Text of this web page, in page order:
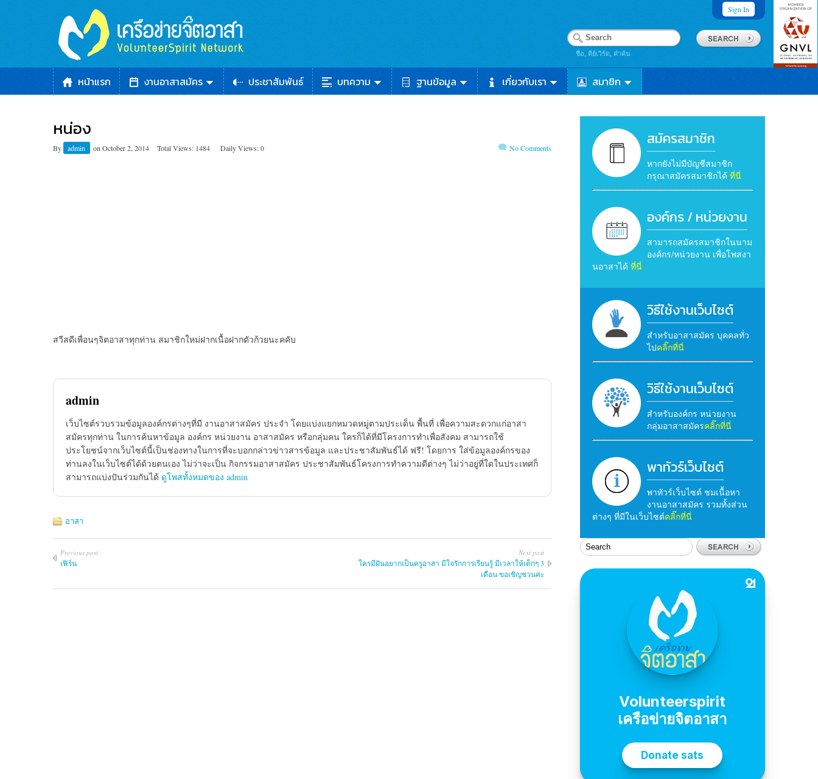
Sign In
ชื่อ, คีย์เวิร์ด, คำค้น
หน้าแรก งานอาสาสมัคร ประชาสัมพันธ์ บทความ ฐานข้อมูล เกี่ยวกับเรา สมาชิก
หน่อง
By admin on October 2, 2014 Total Views: 1484 Daily Views: 0 No Comments
สวีสดีเพื่อนๆจิตอาสาทุกท่าน สมาชิกใหม่ฝากเนื้อฝากตัวก้วยนะคคับ
admin
เว็บไซต์รวบรวมข้อมูลองค์กรต่างๆที่มี งานอาสาสมัคร ประจำ โดยแบ่งแยกหมวดหมู่ตามประเด็น พื้นที่ เพื่อความสะดวกแก่อาสา
สมัครทุกท่าน ในการค้นหาข้อมูล องค์กร หน่วยงาน อาสาสมัคร หรือกลุ่มคน ใครก็ได้ที่มีโครงการทำเพื่อสังคม สามารถใช้
ประโยชน์จากเว็บไซต์นี้เป็นช่องทางในการที่จะบอกกล่าวข่าวสารข้อมูล และประชาสัมพันธ์ได้ ฟรี! โดยการ ใส่ข้อมูลองค์กรของ
ท่านลงในเว็บไซต์ได้ด้วยตนเอง ไม่ว่าจะเป็น กิจกรรมอาสาสมัคร ประชาสัมพันธ์โครงการทำความดีต่างๆ ไม่ว่าอยู่ที่ใดในประเทศก็
สามารถแบ่งปันร่วมกันได้ ดูโพสทั้งหมดของ admin
อาสา
Previous post
เฟิร์น
Next post
ใครมีฝันอยากเป็นครูอาสา มีใจรักการเรียนรู้ มีเวลาให้เด็กๆ 3
เดือน ขอเชิญชวนค่ะ
สมัครสมาชิก
หากยังไม่มีบัญชีสมาชิก
กรุณาสมัครสมาชิกได้ ที่นี่
องค์กร / หน่วยงาน
สามารถสมัครสมาชิกในนาม
องค์กร/หน่วยงาน เพื่อโพสงา
นอาสาได้ ที่นี่
วิธีใช้งานเว็บไซต์
สำหรับอาสาสมัคร บุคคลทั่ว
ไปคลิ๊กที่นี่
วิธีใช้งานเว็บไซต์
สำหรับองค์กร หน่วยงาน
กลุ่มอาสาสมัครคลิ๊กที่นี่
พาทัวร์เว็บไซต์
พาทัวร์เว็บไซต์ ชมเนื้อหา
งานอาสาสมัคร รวมทั้งส่วน
ต่างๆ ที่มีในเว็บไซต์คลิ๊กที่นี่